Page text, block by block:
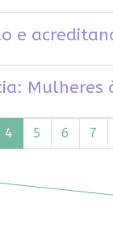
e
Mulheres
4 5 6 7